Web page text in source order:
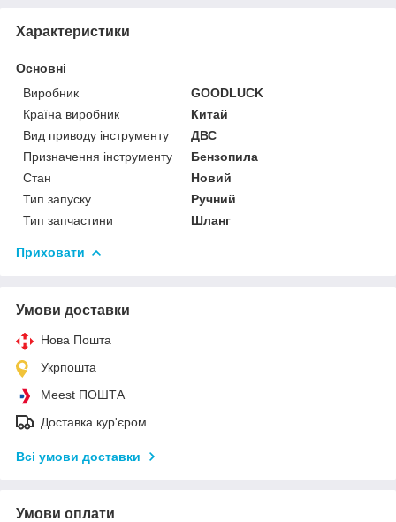
Характеристики
Основні
Виробник
GOODLUCK
Країна виробник
Китай
Вид приводу інструменту
ДВС
Призначення інструменту
Бензопила
Стан
Новий
Тип запуску
Ручний
Тип запчастини
Шланг
Приховати
Умови доставки
Нова Пошта
Укрпошта
Meest ПОШТА
Доставка кур'єром
Всі умови доставки
Умови оплати